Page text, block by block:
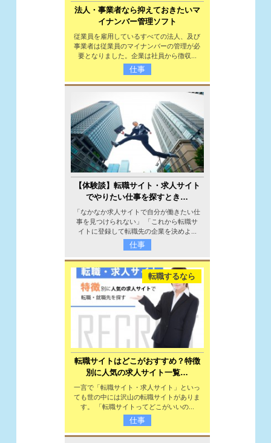
法人・事業者なら抑えておきたいマ
イナンバー管理ソフト
従業員を雇用しているすべての法人、及び
事業者は従業員のマイナンバーの管理が必
要となりました。企業は社員から徴収...
仕事
【体験談】転職サイト・求人サイト
でやりたい仕事を探すとき…
「なかなか求人サイトで自分が働きたい仕
事を見つけられない」 「これから転職サ
イトに登録して転職先の企業を決めよ...
仕事
転職するなら
転職サイトはどこがおすすめ？特徴
別に人気の求人サイト一覧…
一言で「転職サイト・求人サイト」といっ
ても世の中には沢山の転職サイトがありま
す。 「転職サイトってどこがいいの...
仕事